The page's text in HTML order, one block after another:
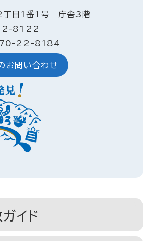
丁目1番1号 庁舎3階
8122
22-8184
お問い合わせ
イド